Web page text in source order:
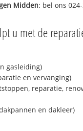
Midden: bel ons
u met de
gasleiding)
en vervanging)
reparatie,
en dakleer)